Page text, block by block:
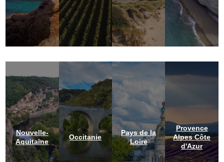
Nouvelle-
Aquitaine
Occitanie
Pays de la
Loire
Provence
Alpes Côte
d'Azur